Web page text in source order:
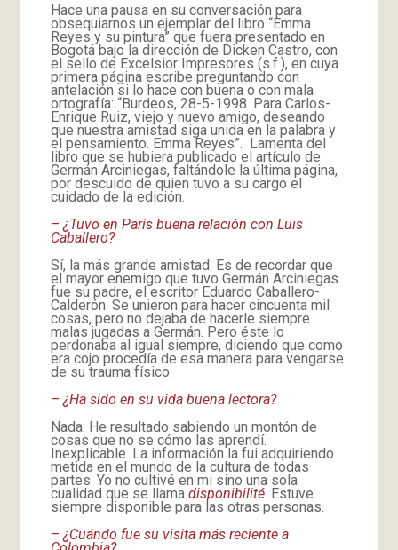
Hace una pausa en su conversación para
obsequiarnos un ejemplar del libro “Emma
Reyes y su pintura” que fuera presentado en
Bogotá bajo la dirección de Dicken Castro, con
el sello de Excelsior Impresores (s.f.), en cuya
primera página escribe preguntando con
antelación si lo hace con buena o con mala
ortografía: “Burdeos, 28-5-1998. Para Carlos-
Enrique Ruiz, viejo y nuevo amigo, deseando
que nuestra amistad siga unida en la palabra y
el pensamiento. Emma Reyes”. Lamenta del
libro que se hubiera publicado el artículo de
Germán Arciniegas, faltándole la última página,
por descuido de quien tuvo a su cargo el
cuidado de la edición.
– ¿Tuvo en París buena relación con Luis
Caballero?
Sí, la más grande amistad. Es de recordar que
el mayor enemigo que tuvo Germán Arciniegas
fue su padre, el escritor Eduardo Caballero-
Calderón. Se unieron para hacer cincuenta mil
cosas, pero no dejaba de hacerle siempre
malas jugadas a Germán. Pero éste lo
perdonaba al igual siempre, diciendo que como
era cojo procedía de esa manera para vengarse
de su trauma físico.
– ¿Ha sido en su vida buena lectora?
Nada. He resultado sabiendo un montón de
cosas que no se cómo las aprendí.
Inexplicable. La información la fui adquiriendo
metida en el mundo de la cultura de todas
partes. Yo no cultivé en mi sino una sola
cualidad que se llama disponibilité. Estuve
siempre disponible para las otras personas.
– ¿Cuándo fue su visita más reciente a